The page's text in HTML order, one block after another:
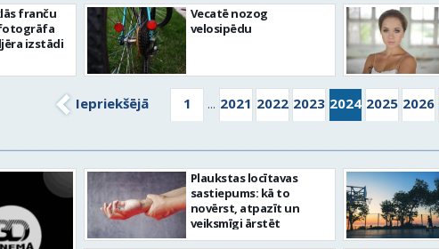
franču
izstādi
Vecatē nozog
velosipēdu
Iepriekšējā 1 ... 2021 2022 2023 2024 2025 2026
Plaukstas locītavas
sastiepums: kā to
novērst, atpazīt un
veiksmīgi ārstēt